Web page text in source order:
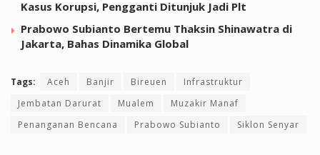
Kasus Korupsi, Pengganti Ditunjuk Jadi Plt
Prabowo Subianto Bertemu Thaksin Shinawatra di
Jakarta, Bahas Dinamika Global
Tags: Aceh Banjir Bireuen
Infrastruktur
Jembatan Darurat
Mualem
Muzakir Manaf
Penanganan Bencana
Prabowo Subianto Siklon Senyar